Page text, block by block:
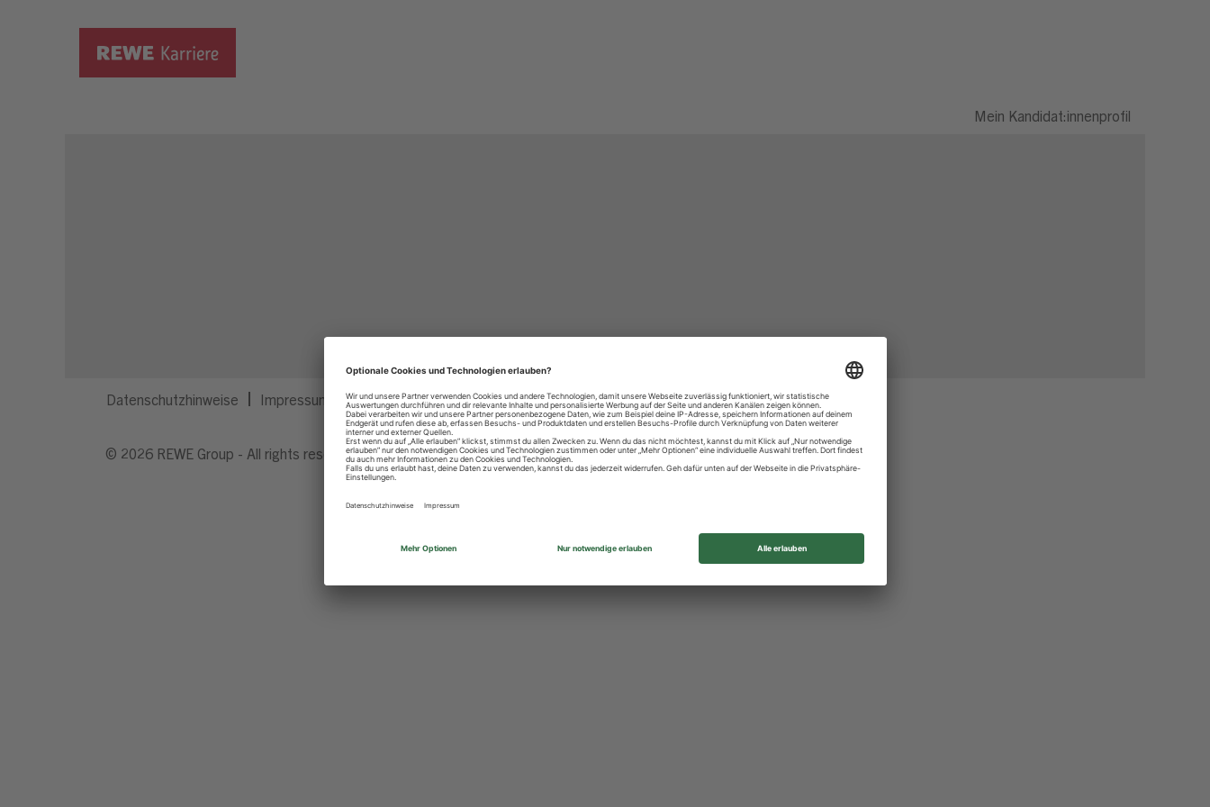
Mein Kandidat:innenprofil
Datenschutzhinweise Impressum Privatsphäre-Einstellungen
© 2026 REWE Group - All rights reserved